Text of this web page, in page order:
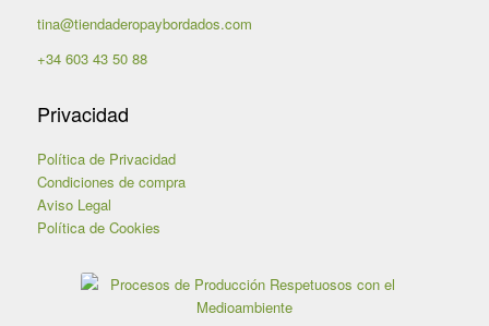
tina@tiendaderopaybordados.com
+34 603 43 50 88
Privacidad
Política de Privacidad
Condiciones de compra
Aviso Legal
Política de Cookies